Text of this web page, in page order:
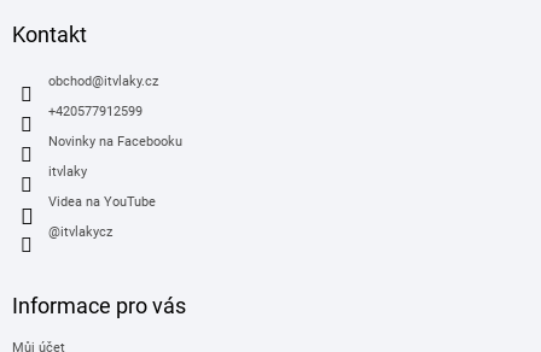
Kontakt
obchod@itvlaky.cz
+420577912599
Novinky na Facebooku
itvlaky
Videa na YouTube
@itvlakycz
Informace pro vás
Můj účet